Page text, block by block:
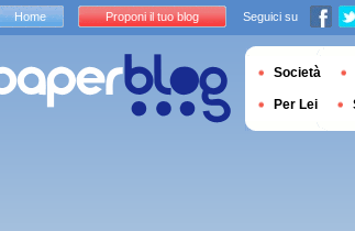
Home Proponi il tuo blog Seguici su
Società
Per Lei